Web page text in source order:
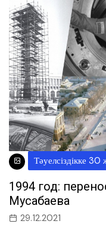
Тәуелсіздікке 30
1994 год:
Мусабаева
29.12.2021